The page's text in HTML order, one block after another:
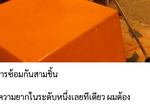
รซ้อมกันสามชิ้น
ามยากในระดับหนึ่งเลยทีเดียว ผมต้อง